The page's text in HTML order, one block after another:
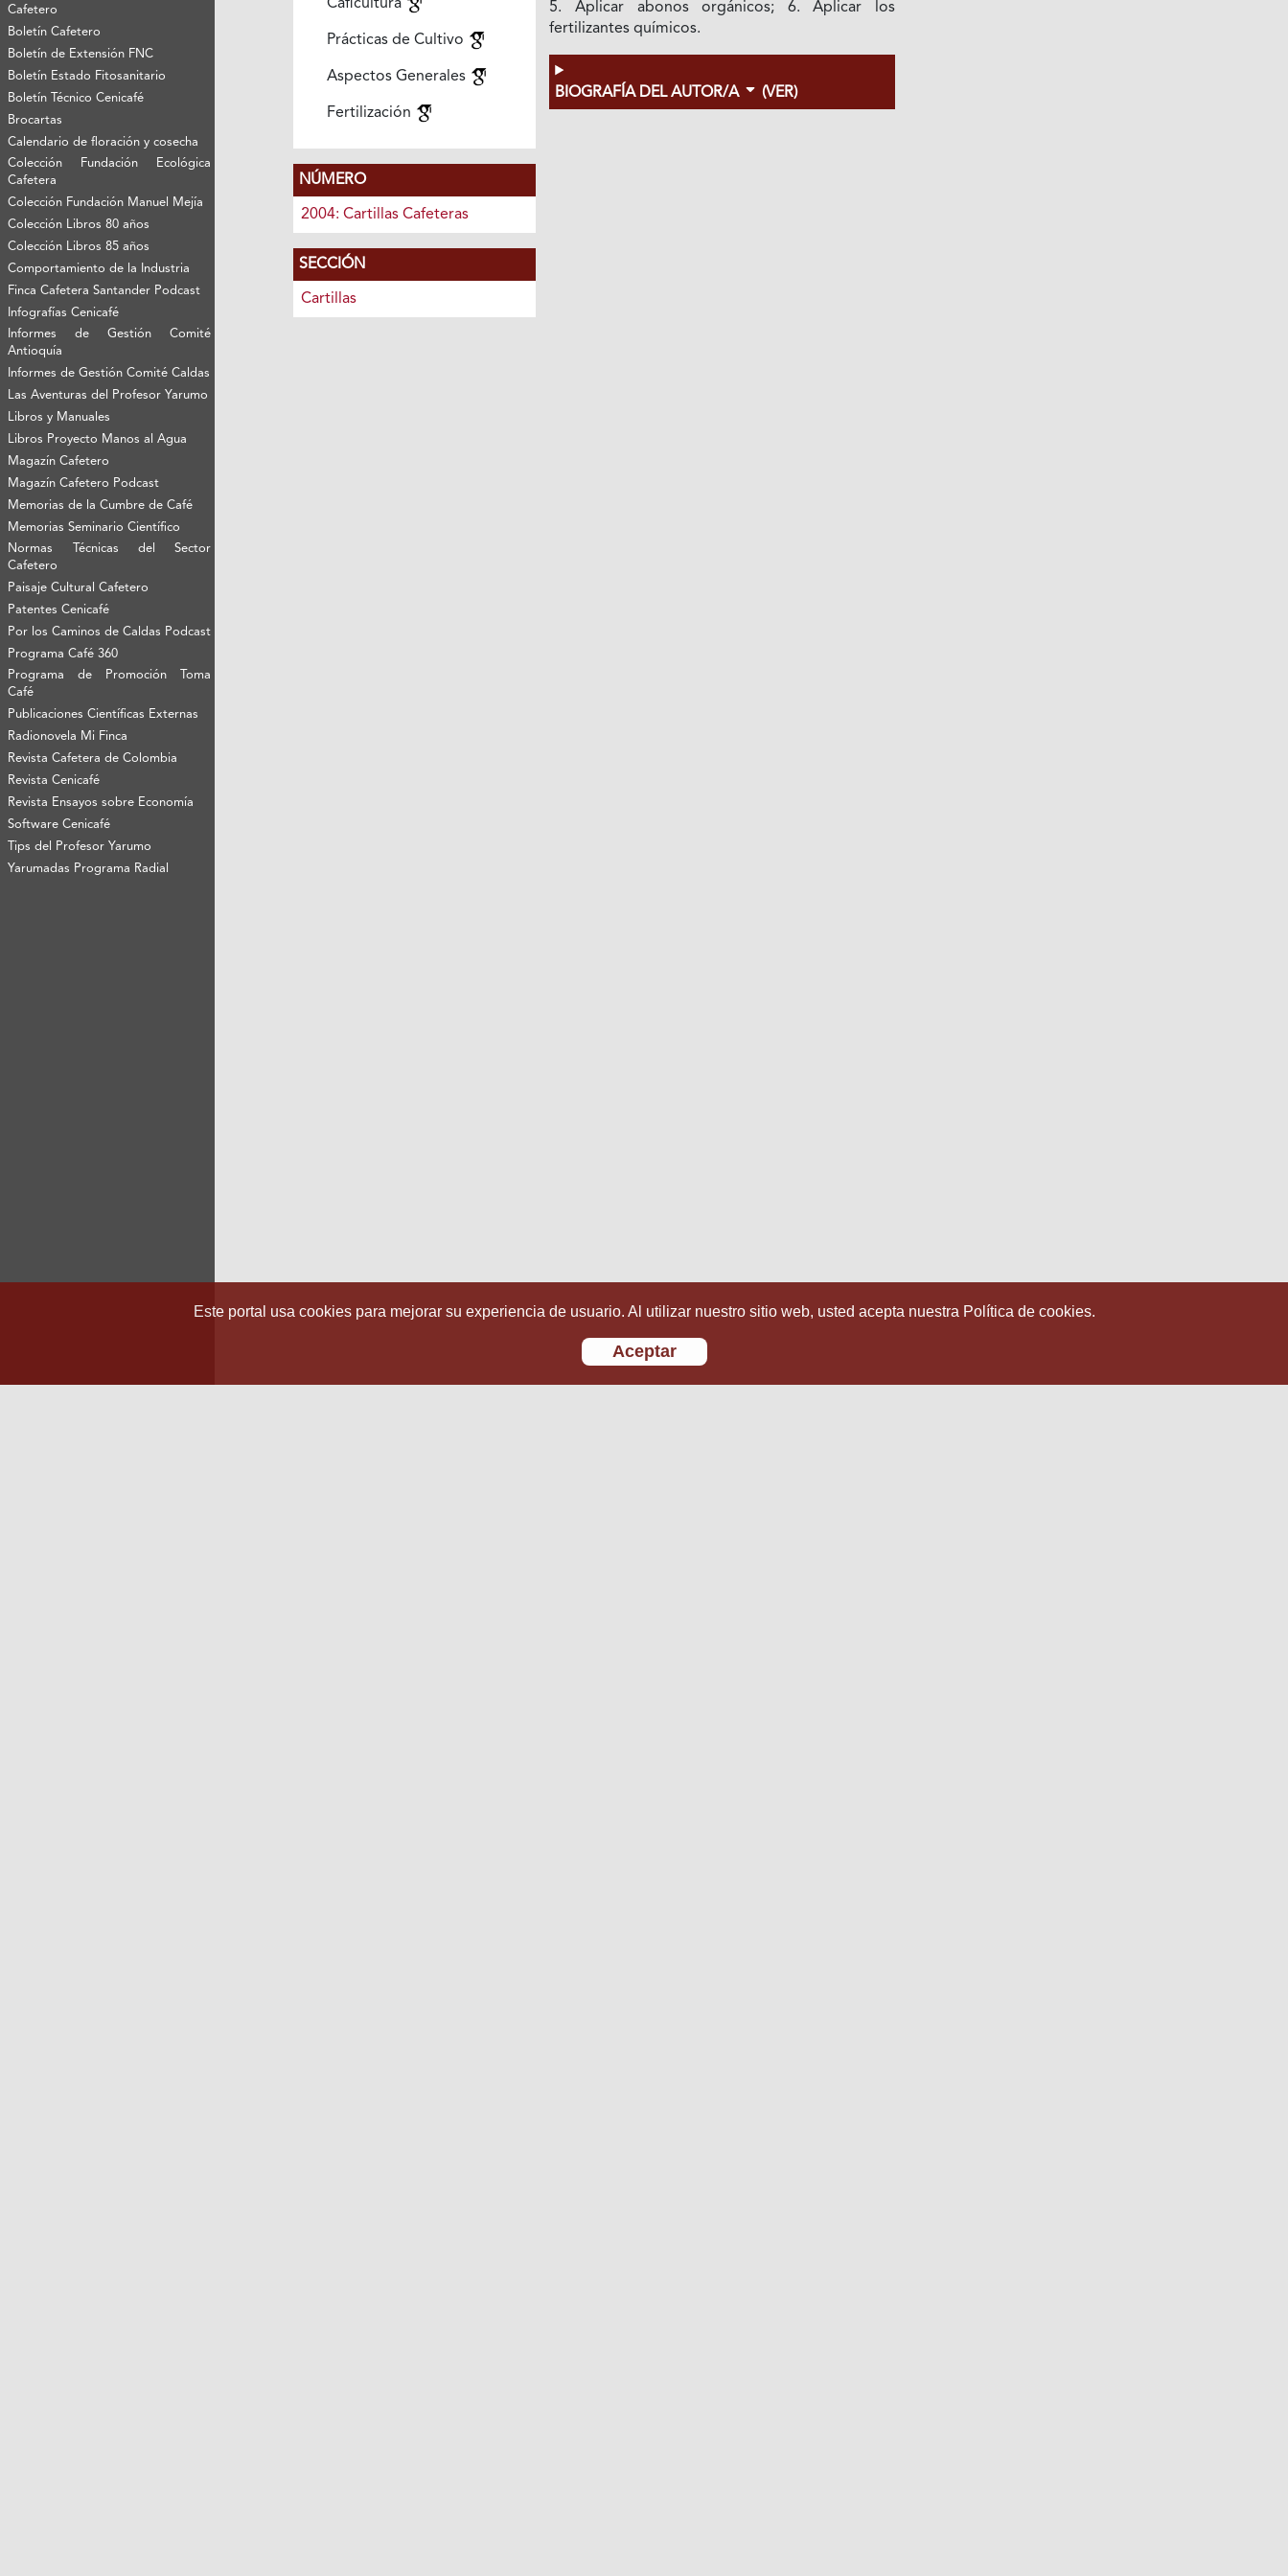
Cafetero
Boletín Cafetero
Boletín de Extensión FNC
Boletín Estado Fitosanitario
Boletín Técnico Cenicafé
Brocartas
Calendario de floración y cosecha
Colección Fundación Ecológica
Cafetera
Colección Fundación Manuel Mejía
Colección Libros 80 años
Colección Libros 85 años
Comportamiento de la Industria
Finca Cafetera Santander Podcast
Infografías Cenicafé
Informes de Gestión Comité
Antioquía
Informes de Gestión Comité Caldas
Las Aventuras del Profesor Yarumo
Libros y Manuales
Libros Proyecto Manos al Agua
Magazín Cafetero
Magazín Cafetero Podcast
Memorias de la Cumbre de Café
Memorias Seminario Científico
Normas Técnicas del Sector
Cafetero
Paisaje Cultural Cafetero
Patentes Cenicafé
Por los Caminos de Caldas Podcast
Programa Café 360
Programa de Promoción Toma
Café
Publicaciones Científicas Externas
Radionovela Mi Finca
Revista Cafetera de Colombia
Revista Cenicafé
Revista Ensayos sobre Economía
Software Cenicafé
Tips del Profesor Yarumo
Yarumadas Programa Radial
Caficultura
Prácticas de Cultivo
Aspectos Generales
Fertilización
NÚMERO
2004: Cartillas Cafeteras
SECCIÓN
Cartillas
5. Aplicar abonos orgánicos; 6. Aplicar los
fertilizantes químicos.
BIOGRAFÍA DEL AUTOR/A (VER)
Este portal usa cookies para mejorar su experiencia de usuario. Al utilizar nuestro sitio web, usted acepta nuestra Política de cookies.
Aceptar